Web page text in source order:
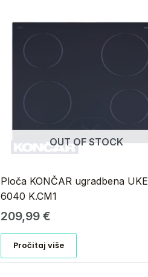
OUT OF STOCK
Ploča KONČAR ugradbena UKE
6040 K.CM1
209,99€
Pročitaj više